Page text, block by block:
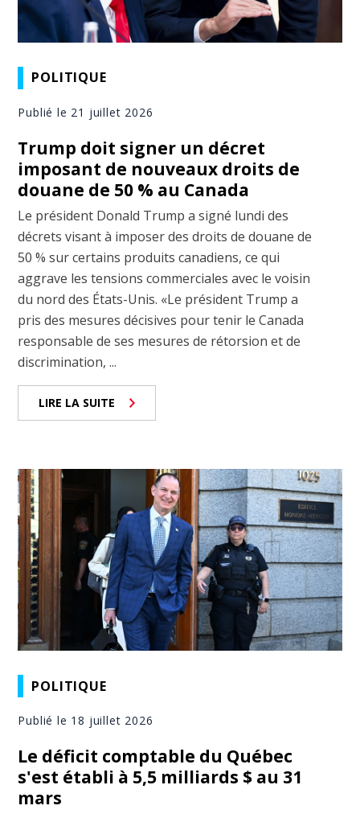
POLITIQUE
Publié le 21 juillet 2026
Trump doit signer un décret
imposant de nouveaux droits de
douane de 50 % au Canada
Le président Donald Trump a signé lundi des
décrets visant à imposer des droits de douane de
50 % sur certains produits canadiens, ce qui
aggrave les tensions commerciales avec le voisin
du nord des États-Unis. «Le président Trump a
pris des mesures décisives pour tenir le Canada
responsable de ses mesures de rétorsion et de
discrimination, ...
LIRE LA SUITE
POLITIQUE
Publié le 18 juillet 2026
Le déficit comptable du Québec
s'est établi à 5,5 milliards $ au 31
mars